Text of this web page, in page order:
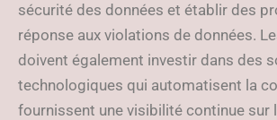
sécurité des données et établir des
réponse aux violations de données.
doivent également investir dans des
technologiques qui automatisent la
fournissent une visibilité continue sur